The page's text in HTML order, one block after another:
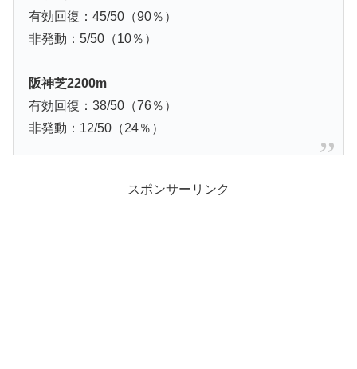
有効回復：45/50（90％）
非発動：5/50（10％）
阪神芝2200m
有効回復：38/50（76％）
非発動：12/50（24％）
スポンサーリンク